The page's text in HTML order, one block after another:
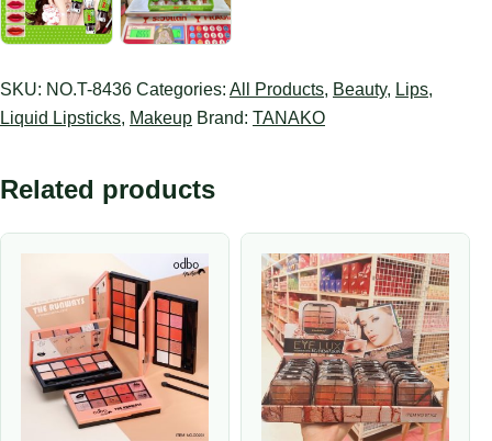
SKU: NO.T-8436 Categories: All Products, Beauty, Lips,
Liquid Lipsticks, Makeup Brand: TANAKO
Related products